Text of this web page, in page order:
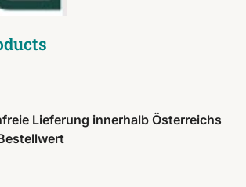
Lieferung innerhalb Österreichs